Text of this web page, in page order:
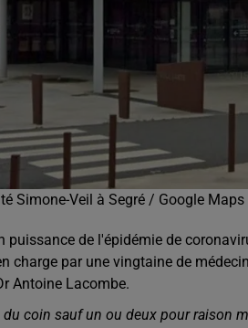
Simone-Veil à Segré / Google Maps
puissance de l'épidémie de
charge par une vingtaine de
Antoine Lacombe.
du coin sauf un ou deux pour raison